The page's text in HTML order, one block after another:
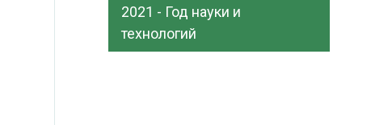
2021 - Год науки и
технологий